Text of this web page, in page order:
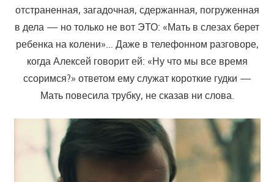
отстраненная, загадочная, сдержанная, погруженная
в дела — но только не вот ЭТО: «Мать в слезах берет
ребенка на колени»… Даже в телефонном разговоре,
когда Алексей говорит ей: «Ну что мы все время
ссоримся?» ответом ему служат короткие гудки —
Мать повесила трубку, не сказав ни слова.